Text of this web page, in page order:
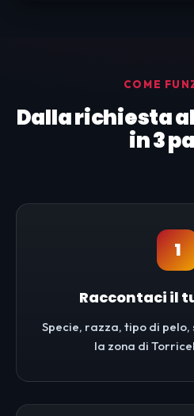
COME
Dalla richiesta
in 3
1
Raccontaci il
Specie, razza, tipo di
la zona di